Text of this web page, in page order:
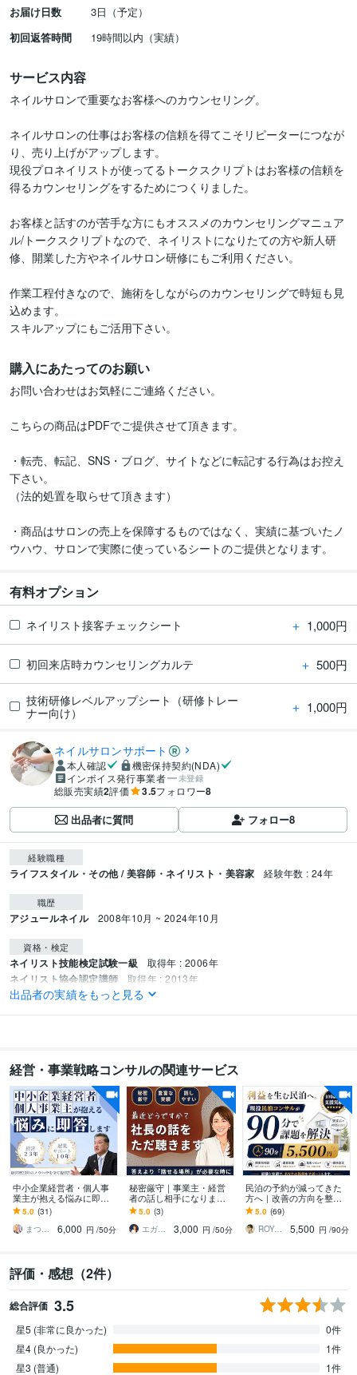
お届け日数
3日（予定）
初回返答時間
19時間以内（実績）
サービス内容
ネイルサロンで重要なお客様へのカウンセリング。
ネイルサロンの仕事はお客様の信頼を得てこそリピーターにつなが
り、売り上げがアップします。
現役プロネイリストが使ってるトークスクリプトはお客様の信頼を
得るカウンセリングをするためにつくりました。
お客様と話すのが苦手な方にもオススメのカウンセリングマニュア
ル/トークスクリプトなので、ネイリストになりたての方や新人研
修、開業した方やネイルサロン研修にもご利用ください。
作業工程付きなので、施術をしながらのカウンセリングで時短も見
込めます。
スキルアップにもご活用下さい。
購入にあたってのお願い
お問い合わせはお気軽にご連絡ください。
こちらの商品はPDFでご提供させて頂きます。
・転売、転記、SNS・ブログ、サイトなどに転記する行為はお控え
下さい。
（法的処置を取らせて頂きます）
・商品はサロンの売上を保障するものではなく、実績に基づいたノ
ウハウ、サロンで実際に使っているシートのご提供となります。
有料オプション
ネイリスト接客チェックシート ＋ 1,000円
初回来店時カウンセリングカルテ ＋ 500円
技術研修レベルアップシート（研修トレー
ナー向け）
＋ 1,000円
ネイルサロンサポート
本人確認
機密保持契約(NDA)
インボイス発行事業者
未登録
総販売実績2評価 3.5フォロワー8
出品者に質問 フォロー8
経験職種
ライフスタイル・その他 / 美容師・ネイリスト・美容家 経験年数 : 24年
職歴
アジュールネイル 2008年10月 ~ 2024年10月
資格・検定
ネイリスト技能検定試験一級 取得年 : 2006年
ネイリスト協会認定講師 取得年 : 2013年
バイオスカルプチュアジェル上級エデュケーター
ネイル スクール
出品者の実績をもっと見る
経営・事業戦略コンサルの関連サービス
中小企業経営者・個人事
業主が抱える悩みに即答
します 超破格サービス！
経営23年の経験値をすべ
て提供いたします！
5.0 (31)
まつもと社長｜なんでも相談できる経営者
6,000 円 /50分
秘密厳守｜事業主・経営
者の話し相手になります
話せる相手がいる、それ
だけで違う。MBA×10億社
長の相談室
5.0 (3)
エガオ社長｜経営者が本音を話せる相談室
3,000 円 /50分
民泊の予約が減ってきた
方へ｜改善の方向を整理
します 全支援オーナーが
スーパーホスト達成｜100
物件以上の実績
5.0 (69)
ROYAL STAY PARTNERS
5,500 円 /90分
評価・感想（2件）
総合評価 3.5
星5 (非常に良かった)
0件
星4 (良かった)
1件
星3 (普通)
1件